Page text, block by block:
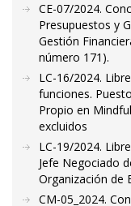
CE-07/2024.
Presupuestos y
Gestión
número 171).
LC-16/2024.
funciones.
Propio en
excluidos
LC-19/2024.
Jefe Negociado
Organización de
CM-05_2024.